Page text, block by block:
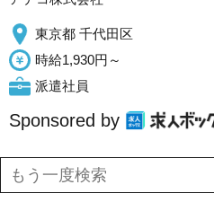
東京都 千代田区
時給1,930円～
派遣社員
Sponsored by